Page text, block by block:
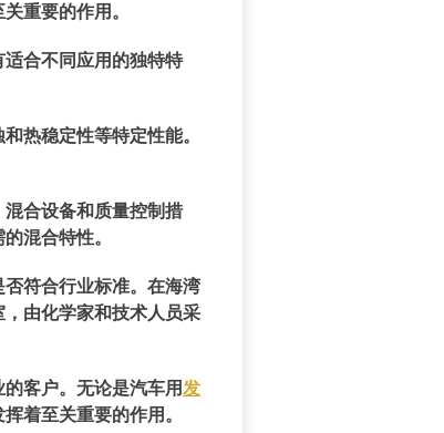
重要的作用。
合不同应用的独特特
热稳定性等特定性能。
合设备和质量控制措
混合特性。
符合行业标准。在海湾
由化学家和技术人员采
客户。无论是汽车用发
着至关重要的作用。